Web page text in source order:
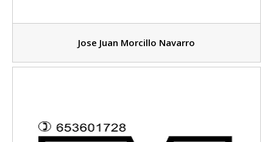
Jose Juan Morcillo Navarro